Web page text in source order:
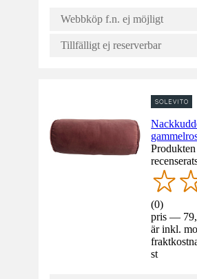
Webbköp f.n. ej möjligt
Tillfälligt ej reserverbar
(0)
pris —
är inkl.
st